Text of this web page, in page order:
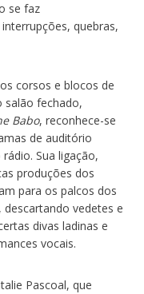
se faz
quebras,
corsos e blocos de
salão fechado,
Babo, reconhece-se
de auditório
Sua ligação,
produções dos
para os palcos dos
vedetes e
divas ladinas e
vocais.
Pascoal, que